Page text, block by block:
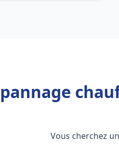
Vous cherchez